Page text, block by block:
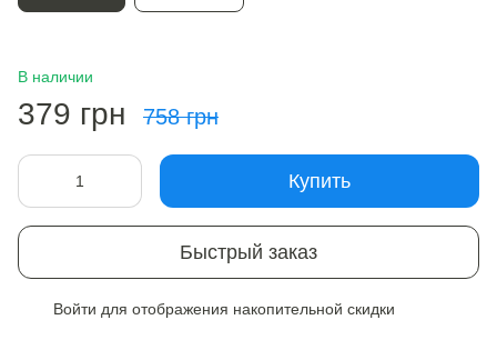
В наличии
379 грн 758 грн
Купить
Быстрый заказ
Войти для отображения накопительной скидки